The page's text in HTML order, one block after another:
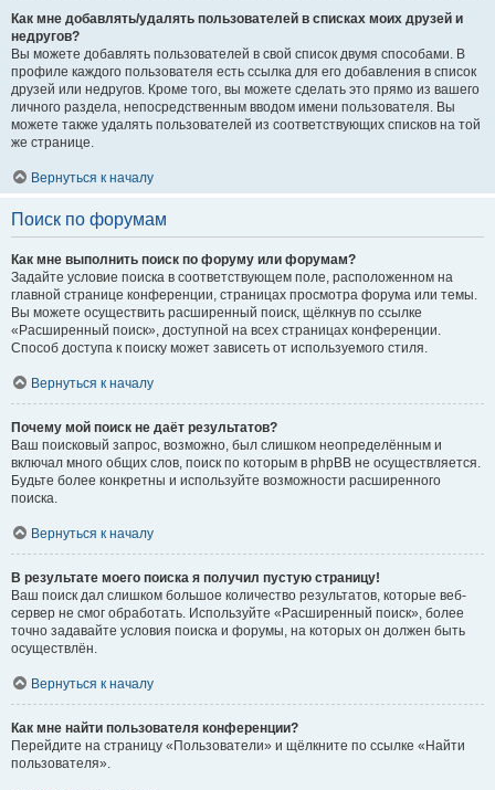
Как мне добавлять/удалять пользователей в списках моих друзей и
недругов?
Вы можете добавлять пользователей в свой список двумя способами. В
профиле каждого пользователя есть ссылка для его добавления в список
друзей или недругов. Кроме того, вы можете сделать это прямо из вашего
личного раздела, непосредственным вводом имени пользователя. Вы
можете также удалять пользователей из соответствующих списков на той
же странице.
Вернуться к началу
Поиск по форумам
Как мне выполнить поиск по форуму или форумам?
Задайте условие поиска в соответствующем поле, расположенном на
главной странице конференции, страницах просмотра форума или темы.
Вы можете осуществить расширенный поиск, щёлкнув по ссылке
«Расширенный поиск», доступной на всех страницах конференции.
Способ доступа к поиску может зависеть от используемого стиля.
Вернуться к началу
Почему мой поиск не даёт результатов?
Ваш поисковый запрос, возможно, был слишком неопределённым и
включал много общих слов, поиск по которым в phpBB не осуществляется.
Будьте более конкретны и используйте возможности расширенного
поиска.
Вернуться к началу
В результате моего поиска я получил пустую страницу!
Ваш поиск дал слишком большое количество результатов, которые веб-
сервер не смог обработать. Используйте «Расширенный поиск», более
точно задавайте условия поиска и форумы, на которых он должен быть
осуществлён.
Вернуться к началу
Как мне найти пользователя конференции?
Перейдите на страницу «Пользователи» и щёлкните по ссылке «Найти
пользователя».